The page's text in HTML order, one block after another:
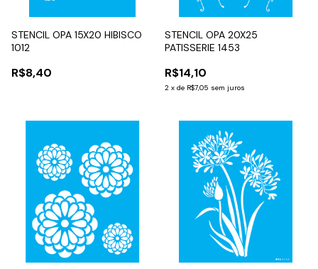
STENCIL OPA 15X20 HIBISCO
1012
R$8,40
STENCIL OPA 20X25
PATISSERIE 1453
R$14,10
2 x de R$7,05 sem juros